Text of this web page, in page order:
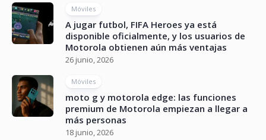
Móviles
A jugar futbol, FIFA Heroes ya está
disponible oficialmente, y los usuarios de
Motorola obtienen aún más ventajas
26 junio, 2026
Móviles
moto g y motorola edge: las funciones
premium de Motorola empiezan a llegar a
más personas
18 junio, 2026